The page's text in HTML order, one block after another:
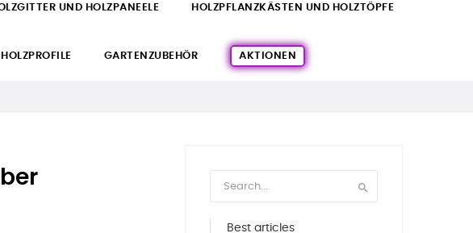
UND HOLZPANEELE HOLZPFLANZKÄSTEN UND HOLZTÖPFE
GARTENZUBEHÖR AKTIONEN

Best articles